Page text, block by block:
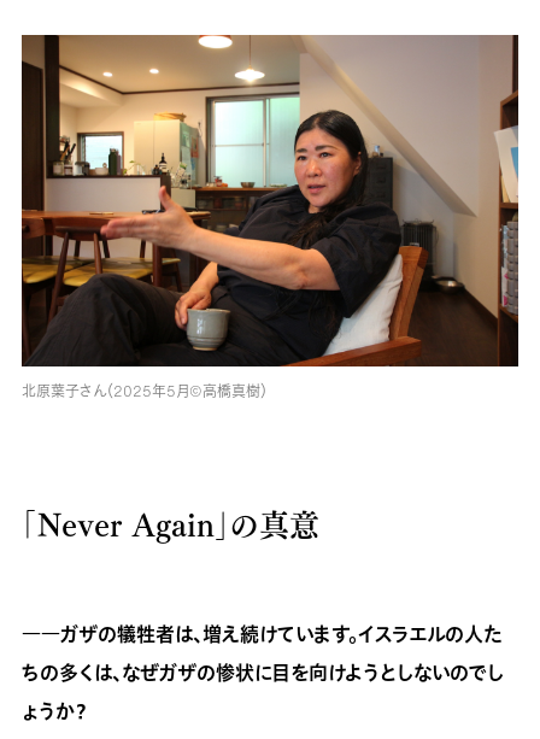
北原葉子さん（2025年5月©高橋真樹）
「Never Again」の真意
――ガザの犠牲者は、増え続けています。イスラエルの人た
ちの多くは、なぜガザの惨状に目を向けようとしないのでし
ょうか？